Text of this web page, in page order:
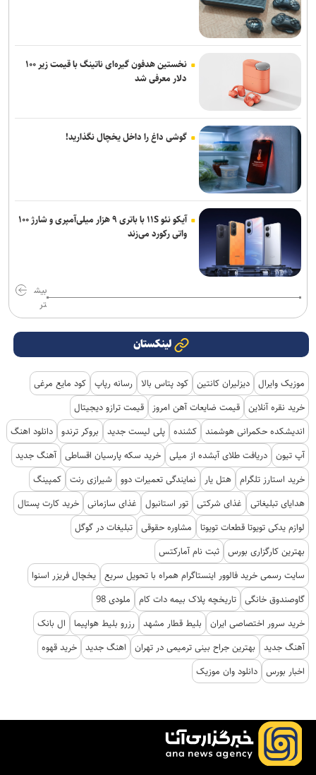
نخستین هدفون گیره‌ای ناتینگ با قیمت زیر ۱۰۰
دلار معرفی شد
گوشی داغ را داخل یخچال نگذارید!
آیکو نئو ۱۱S با باتری ۹ هزار میلی‌آمپری و شارژ ۱۰۰
واتی رکورد می‌زند
بیش
تر
لینکستان
موزیک وایرال دیزلیران کانتین کود پتاس بالا رسانه رپاپ کود مایع مرغی
خرید نقره آنلاین قیمت ضایعات آهن امروز
قیمت ترازو دیجیتال
اندیشکده حکمرانی هوشمند کشنده پلی لیست جدید بروکر ترندو دانلود اهنگ
آپ تیون دریافت طلای آبشده از میلی خرید سکه پارسیان اقساطی آهنگ جدید
خرید استارز تلگرام هتل یار نمایندگی تعمیرات دوو شیرازی رنت کمپینگ
هدایای تبلیغاتی
غذای شرکتی تور استانبول غذای سازمانی خرید کارت پستال
لوازم یدکی تویوتا قطعات تویوتا
مشاوره حقوقی تبلیغات در گوگل
بهترین کارگزاری بورس ثبت نام آمارکتس
سایت رسمی خرید فالوور اینستاگرام همراه با تحویل سریع یخچال فریزر اسنوا
گاوصندوق خانگی تاریخچه پلاک بیمه دات کام
ملودی 98
خرید سرور اختصاصی ایران
بلیط قطار مشهد رزرو بلیط هواپیما
ال بانک
آهنگ جدید
بهترین جراح بینی ترمیمی در تهران اهنگ جدید خرید قهوه
اخبار بورس دانلود وان موزیک